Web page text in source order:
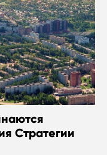
Стратегии